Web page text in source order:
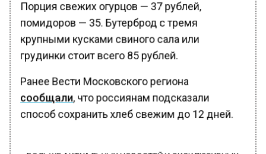
Порция свежих огурцов — 37 рублей,
помидоров — 35. Бутерброд с тремя
крупными кусками свиного сала или
грудинки стоит всего 85 рублей.
Ранее Вести Московского региона
сообщали, что россиянам подсказали
способ сохранить хлеб свежим до 12 дней.